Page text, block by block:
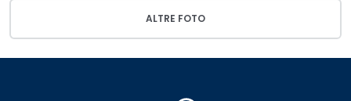
ALTRE FOTO